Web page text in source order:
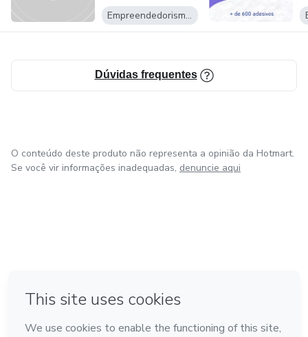
Empreendedorismo Digital
Dúvidas frequentes
O conteúdo deste produto não representa a opinião da Hotmart.
Se você vir informações inadequadas, denuncie aqui
Feito com ❤ na Cidade do México